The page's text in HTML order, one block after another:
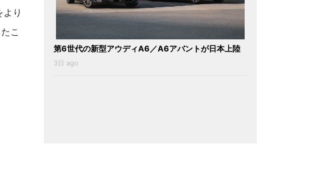
り
こ
第6世代の新型アウディA6／A6アバントが日本上陸
3日 ago